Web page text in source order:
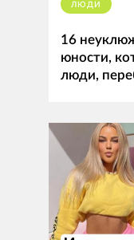
ЛЮДИ
16
юности,
люди,